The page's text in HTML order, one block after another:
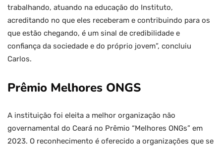
trabalhando, atuando na educação do Instituto,
acreditando no que eles receberam e contribuindo para os
que estão chegando, é um sinal de credibilidade e
confiança da sociedade e do próprio jovem”, concluiu
Carlos.
Prêmio Melhores ONGS
A instituição foi eleita a melhor organização não
governamental do Ceará no Prêmio “Melhores ONGs” em
2023. O reconhecimento é oferecido a organizações que se